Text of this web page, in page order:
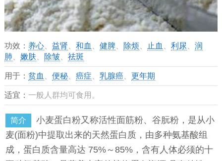
功效： 养心、 益肾 和血 健脾、 除烦、 止血 利尿
润
肺
嫩肤、 除皱、 祛斑
用于： 贫血 便秘、 癌症 乳腺癌、 更年期
适宜： 一般人群均可食用。
简介
小麦蛋白粉又称活性面筋粉、谷朊粉，是从小
麦(面粉)中提取出来的天然蛋白质，由多种氨基酸组
成，蛋白质含量高达 75%～85%，含有人体必须的十